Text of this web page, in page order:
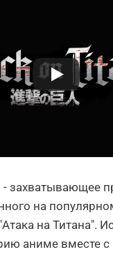
- захватывающее
на
на Титана".
аниме вместе с